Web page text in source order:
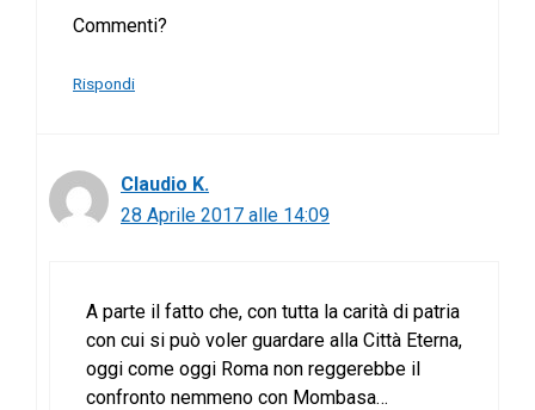
Commenti?
Rispondi
Claudio K.
28 Aprile 2017 alle 14:09
A parte il fatto che, con tutta la carità di patria
con cui si può voler guardare alla Città Eterna,
oggi come oggi Roma non reggerebbe il
confronto nemmeno con Mombasa…